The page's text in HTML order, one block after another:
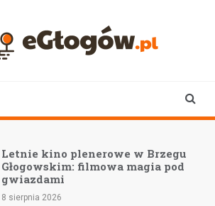
Letnie kino plenerowe w Brzegu
Głogowskim: filmowa magia pod
gwiazdami
8 sierpnia 2026